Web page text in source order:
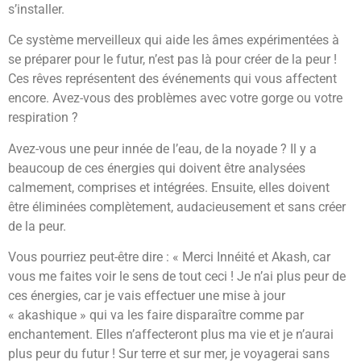
s’installer.
Ce système merveilleux qui aide les âmes expérimentées à
se préparer pour le futur, n’est pas là pour créer de la peur !
Ces rêves représentent des événements qui vous affectent
encore. Avez-vous des problèmes avec votre gorge ou votre
respiration ?
Avez-vous une peur innée de l’eau, de la noyade ? Il y a
beaucoup de ces énergies qui doivent être analysées
calmement, comprises et intégrées. Ensuite, elles doivent
être éliminées complètement, audacieusement et sans créer
de la peur.
Vous pourriez peut-être dire : « Merci Innéité et Akash, car
vous me faites voir le sens de tout ceci ! Je n’ai plus peur de
ces énergies, car je vais effectuer une mise à jour
« akashique » qui va les faire disparaître comme par
enchantement. Elles n’affecteront plus ma vie et je n’aurai
plus peur du futur ! Sur terre et sur mer, je voyagerai sans